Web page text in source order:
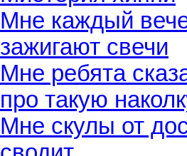
Мне каждый
зажигают свечи
Мне ребята
про такую
Мне скулы от